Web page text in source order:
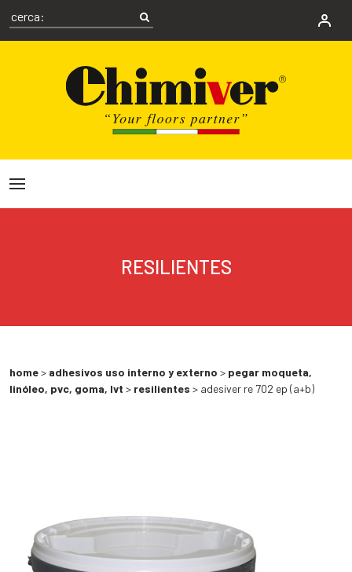
RESILIENTES
home> adhesivos uso interno y externo > pegar moqueta,
linóleo, pvc, goma, lvt > resilientes > adesiver re 702 ep (a+b)